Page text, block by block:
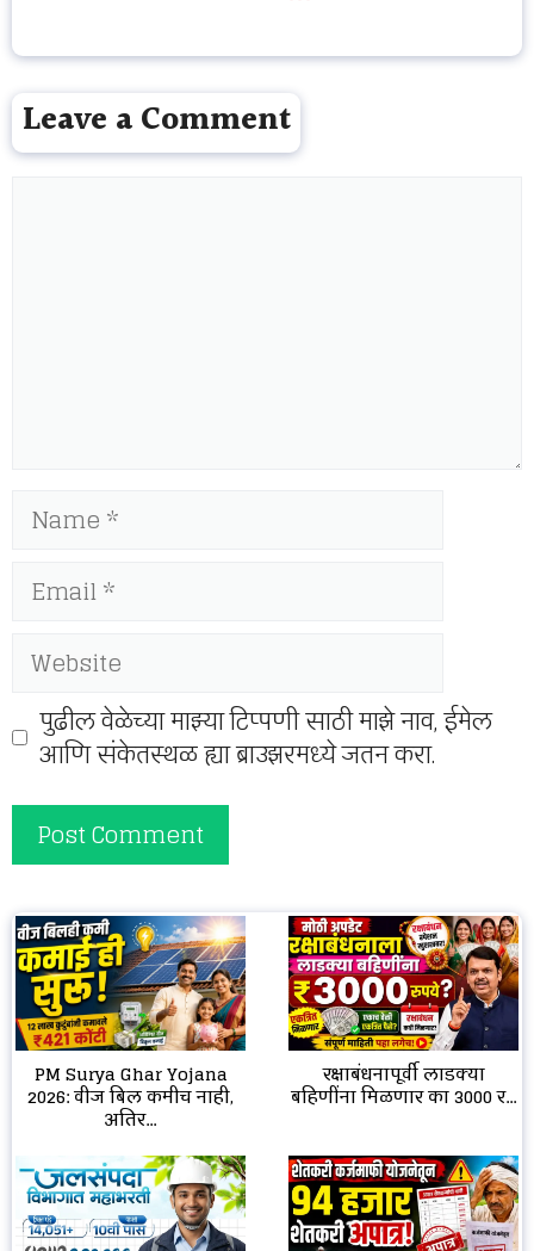
Leave a Comment
Name
Email
Website
पुढील वेळेच्या माझ्या टिप्पणी साठी माझे नाव, ईमेल
आणि संकेतस्थळ ह्या ब्राउझरमध्ये जतन करा.
PM Surya Ghar Yojana
2026: वीज बिल कमीच नाही,
अतिर...
रक्षाबंधनापूर्वी लाडक्या
बहिणींना मिळणार का 3000 र...